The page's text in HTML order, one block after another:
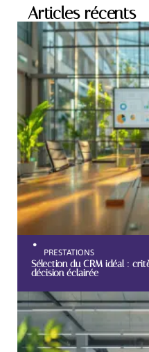
Articles récents
PRESTATIONS
Sélection du CRM idéal :
décision éclairée